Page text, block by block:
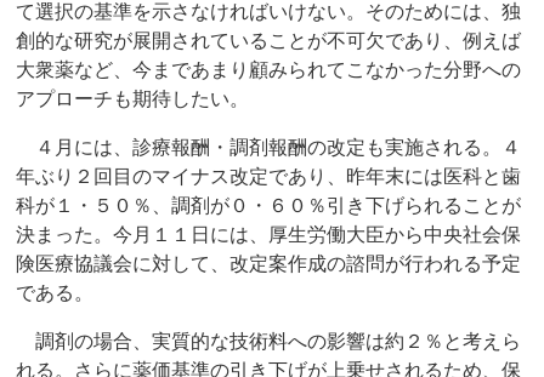
て選択の基準を示さなければいけない。そのためには、独
創的な研究が展開されていることが不可欠であり、例えば
大衆薬など、今まであまり顧みられてこなかった分野への
アプローチも期待したい。
４月には、診療報酬・調剤報酬の改定も実施される。４
年ぶり２回目のマイナス改定であり、昨年末には医科と歯
科が１・５０％、調剤が０・６０％引き下げられることが
決まった。今月１１日には、厚生労働大臣から中央社会保
険医療協議会に対して、改定案作成の諮問が行われる予定
である。
調剤の場合、実質的な技術料への影響は約２％と考えら
れる。さらに薬価基準の引き下げが上乗せされるため、保